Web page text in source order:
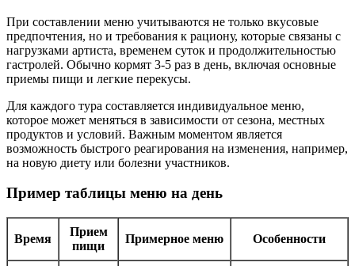
При составлении меню учитываются не только вкусовые
предпочтения, но и требования к рациону, которые связаны с
нагрузками артиста, временем суток и продолжительностью
гастролей. Обычно кормят 3-5 раз в день, включая основные
приемы пищи и легкие перекусы.
Для каждого тура составляется индивидуальное меню,
которое может меняться в зависимости от сезона, местных
продуктов и условий. Важным моментом является
возможность быстрого реагирования на изменения, например,
на новую диету или болезни участников.
Пример таблицы меню на день
Время
Прием
пищи
Примерное меню Особенности